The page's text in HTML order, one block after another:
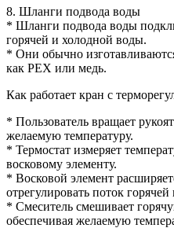
8. Шланги подвода воды
* Шланги подвода воды
горячей и холодной воды.
* Они обычно
как PEX или медь.
Как работает кран с
* Пользователь вращает
желаемую температуру.
* Термостат измеряет
восковому элементу.
* Восковой элемент
отрегулировать поток
* Смеситель смешивает
обеспечивая желаемую